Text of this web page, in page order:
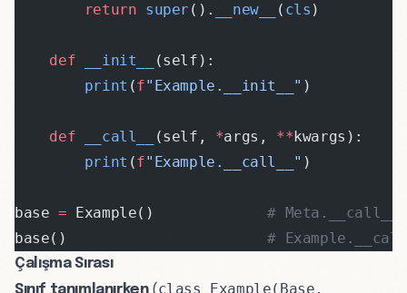
        return
super (). __new__ ( cls )
    def
__init__
(self):
        print
(f"Example.__init__" )
    def
__call__ (self, *args, **kwargs):
        print
(f"Example.__call__" )
base = Example() # Meta.__call__,
base() #
Çalışma Sırası
class Example(Base,